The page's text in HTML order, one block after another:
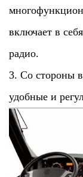
включает в
радио.
3. Со стороны
удобные и